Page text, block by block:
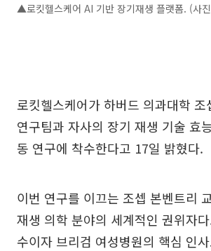
▲로킷헬스케어 AI 기반 장기재생 플랫폼. (사
로킷헬스케어가 하버드 의과대학
연구팀과 자사의 장기 재생 기술 효
동 연구에 착수한다고 17일 밝혔다.
이번 연구를 이끄는 조셉 본벤트리
재생 의학 분야의 세계적인 권위자
수이자 브리검 여성병원의 핵심 인